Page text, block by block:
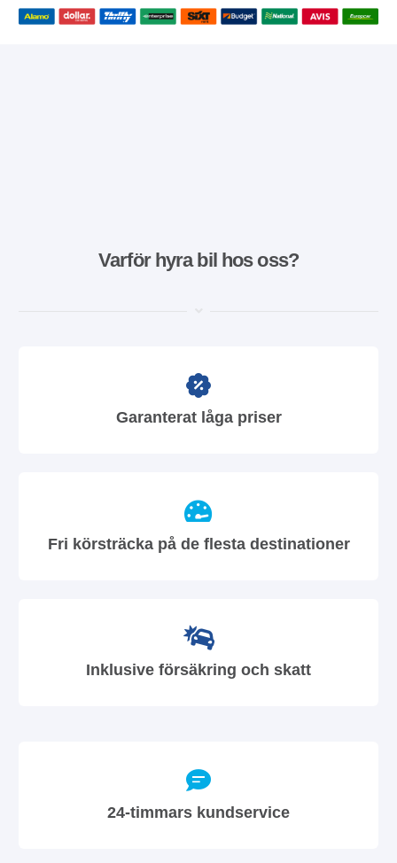
Varför hyra bil hos oss?
Garanterat låga priser
Fri körsträcka på de flesta destinationer
Inklusive försäkring och skatt
24-timmars kundservice